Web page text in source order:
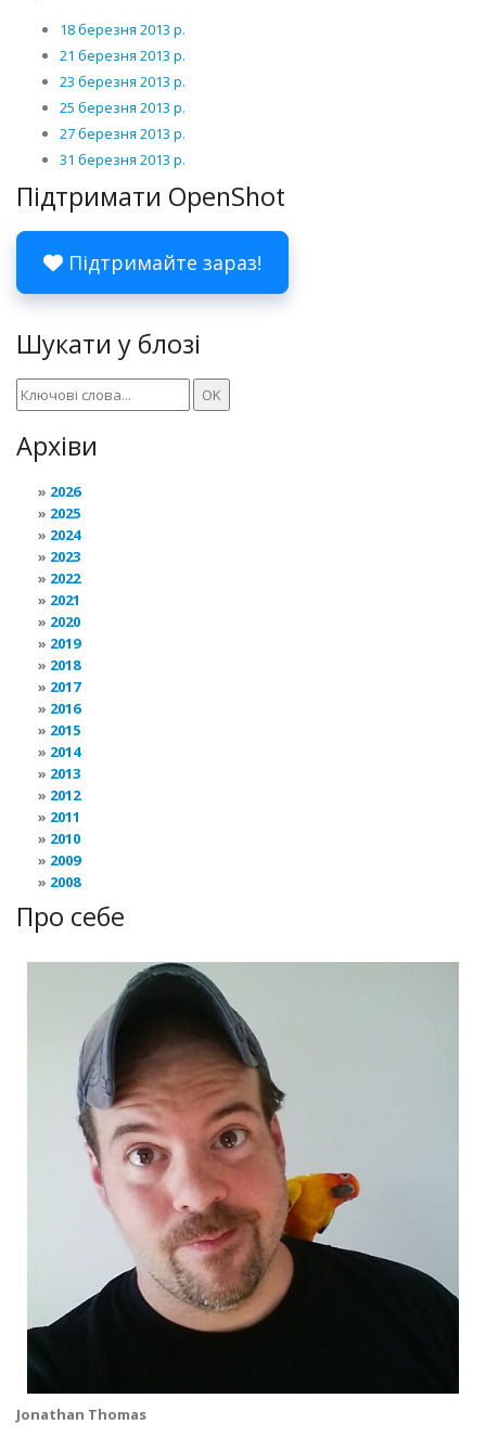
18 березня 2013 р.
21 березня 2013 р.
23 березня 2013 р.
25 березня 2013 р.
27 березня 2013 р.
31 березня 2013 р.
Підтримати OpenShot
Підтримайте зараз!
Шукати у блозі
Архіви
2026
2025
2024
2023
2022
2021
2020
2019
2018
2017
2016
2015
2014
2013
2012
2011
2010
2009
2008
Про себе
Jonathan Thomas